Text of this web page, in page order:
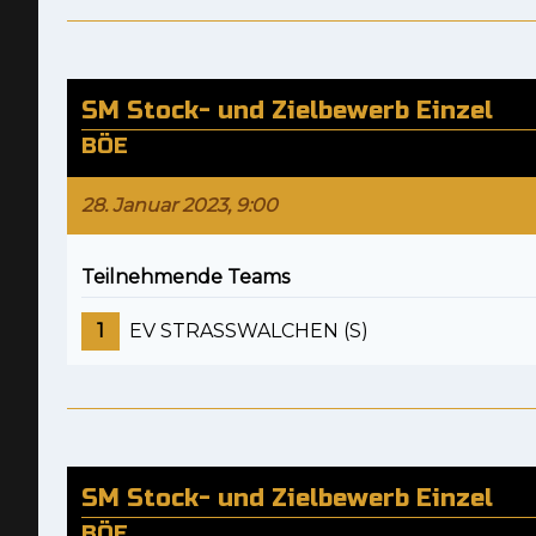
SM Stock- und Zielbewerb Einzel
BÖE
28. Januar 2023, 9:00
Teilnehmende Teams
1 EV STRASSWALCHEN (S)
SM Stock- und Zielbewerb Einzel